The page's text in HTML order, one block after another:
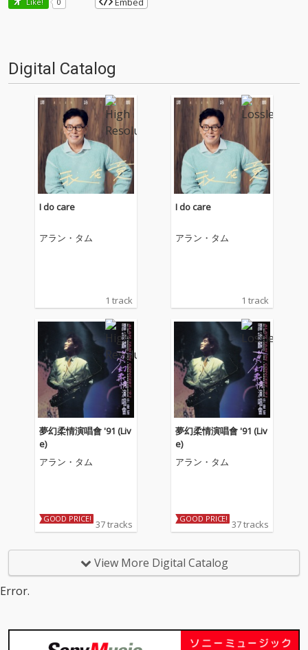
Digital Catalog
I do care
アラン・タム
1 track
I do care
アラン・タム
1 track
夢幻柔情演唱會 '91 (Liv
e)
アラン・タム
GOOD PRICE! 37 tracks
夢幻柔情演唱會 '91 (Liv
e)
アラン・タム
GOOD PRICE! 37 tracks
View More Digital Catalog
Error.